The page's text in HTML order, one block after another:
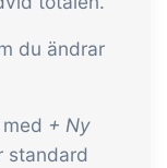
du ändrar
+ Ny
standard